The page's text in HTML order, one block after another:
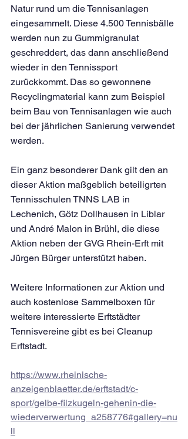
Natur rund um die Tennisanlagen
eingesammelt. Diese 4.500 Tennisbälle
werden nun zu Gummigranulat
geschreddert, das dann anschließend
wieder in den Tennissport
zurückkommt. Das so gewonnene
Recyclingmaterial kann zum Beispiel
beim Bau von Tennisanlagen wie auch
bei der jährlichen Sanierung verwendet
werden.
Ein ganz besonderer Dank gilt den an
dieser Aktion maßgeblich beteiligrten
Tennisschulen TNNS LAB in
Lechenich, Götz Dollhausen in Liblar
und André Malon in Brühl, die diese
Aktion neben der GVG Rhein-Erft mit
Jürgen Bürger unterstützt haben.
Weitere Informationen zur Aktion und
auch kostenlose Sammelboxen für
weitere interessierte Erftstädter
Tennisvereine gibt es bei Cleanup
Erftstadt.
https://www.rheinische-
anzeigenblaetter.de/erftstadt/c-
sport/gelbe-filzkugeln-gehenin-die-
wiederverwertung_a258776#gallery=nu
ll